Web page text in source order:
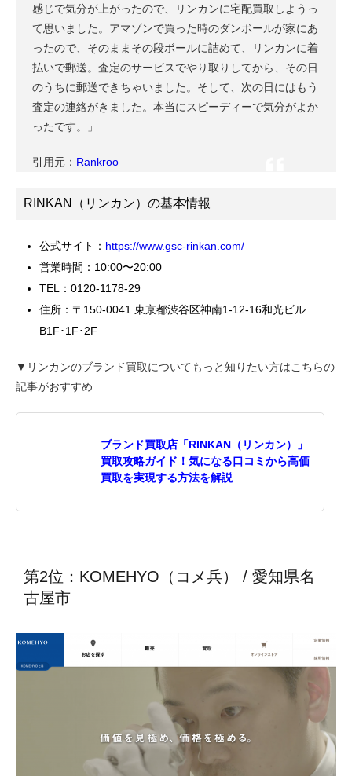
感じで気分が上がったので、リンカンに宅配買取しようっ
て思いました。アマゾンで買った時のダンボールが家にあ
ったので、そのままその段ボールに詰めて、リンカンに着
払いで郵送。査定のサービスでやり取りしてから、その日
のうちに郵送できちゃいました。そして、次の日にはもう
査定の連絡がきました。本当にスピーディーで気分がよか
ったです。」
引用元： Rankroo
RINKAN（リンカン）の基本情報
公式サイト： https://www.gsc-rinkan.com/
営業時間：10:00〜20:00
TEL：0120-1178-29
住所： 〒150-0041 東京都渋谷区神南1-12-16和光ビル
B1F･1F･2F
▼リンカンのブランド買取についてもっと知りたい方はこちらの
記事がおすすめ
ブランド買取店「RINKAN（リンカン）」
買取攻略ガイド！気になる口コミから高価
買取を実現する方法を解説
第2位：KOMEHYO（コメ兵） / 愛知県名
古屋市